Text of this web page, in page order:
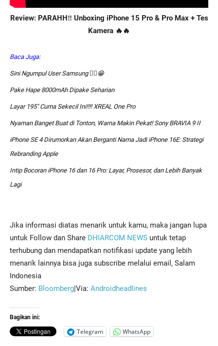
Review: PARAHH‼️ Unboxing iPhone 15 Pro & Pro Max + Tes
Kamera 🔥🔥
Baca Juga:
Sini Ngumpul User Samsung ☝🏻😁
Pake Hape 8000mAh Dipake Seharian
Layar 195″ Cuma Sekecil Ini!!!! XREAL One Pro
Nyaman Banget Buat di Tonton, Warna Makin Pekat! Sony BRAVIA 9 II
iPhone SE 4 Dirumorkan Akan Berganti Nama Jadi iPhone 16E: Strategi
Rebranding Apple
Intip Bocoran iPhone 16 dan 16 Pro: Layar, Prosesor, dan Lebih Banyak
Lagi
Jika informasi diatas menarik untuk kamu, maka jangan lupa
untuk Follow dan Share DHIARCOM NEWS untuk tetap
terhubung dan mendapatkan notifikasi update yang lebih
menarik lainnya bisa juga subscribe melalui email, Salam
Indonesia
Sumber: Bloomberg|Via: Androidheadlines
Bagikan ini:
Telegram WhatsApp